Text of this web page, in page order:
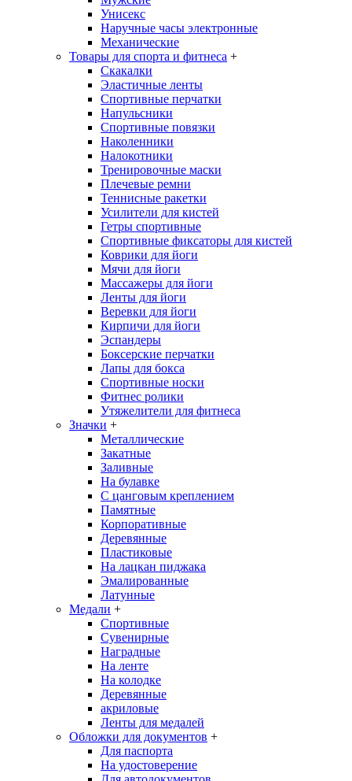
Унисекс
Наручные часы электронные
Механические
Товары для спорта и фитнеса +
Скакалки
Эластичные ленты
Спортивные перчатки
Напульсники
Спортивные повязки
Наколенники
Налокотники
Тренировочные маски
Плечевые ремни
Теннисные ракетки
Усилители для кистей
Гетры спортивные
Спортивные фиксаторы для кистей
Коврики для йоги
Мячи для йоги
Массажеры для йоги
Ленты для йоги
Веревки для йоги
Кирпичи для йоги
Эспандеры
Боксерские перчатки
Лапы для бокса
Спортивные носки
Фитнес ролики
Утяжелители для фитнеса
Значки +
Металлические
Закатные
Заливные
На булавке
С цанговым креплением
Памятные
Корпоративные
Деревянные
Пластиковые
На лацкан пиджака
Эмалированные
Латунные
Медали +
Спортивные
Сувенирные
Наградные
На ленте
На колодке
Деревянные
акриловые
Ленты для медалей
Обложки для документов +
Для паспорта
На удостоверение